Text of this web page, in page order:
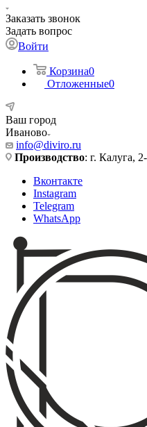
Заказать звонок
Задать вопрос
Войти
Корзина0
Отложенные0
Ваш город
Иваново
info@diviro.ru
Производство: г. Калуга,
Вконтакте
Instagram
Telegram
WhatsApp